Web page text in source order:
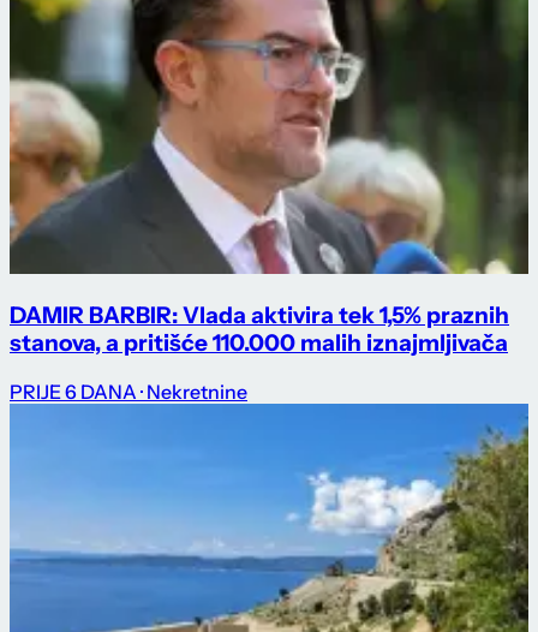
DAMIR BARBIR: Vlada aktivira tek 1,5% praznih
stanova, a pritišće 110.000 malih iznajmljivača
PRIJE 6 DANA · Nekretnine